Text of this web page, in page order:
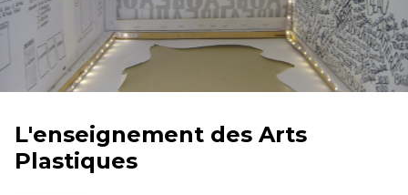
L'enseignement des Arts
Plastiques